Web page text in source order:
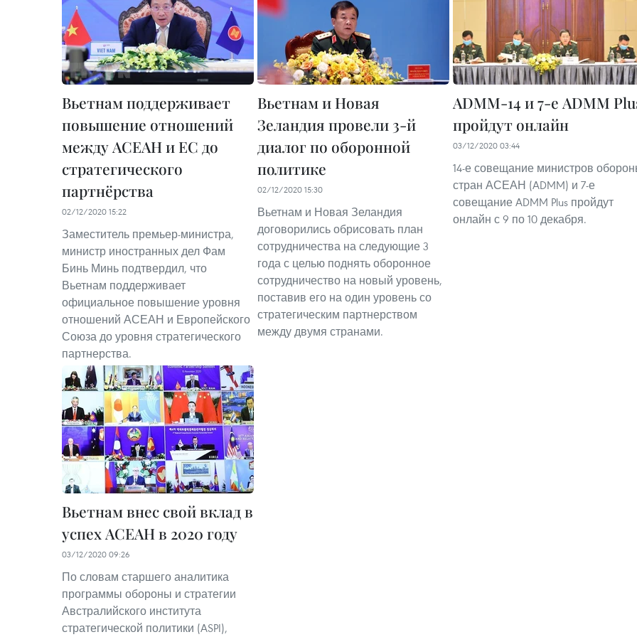
Вьетнам поддерживает
повышение отношений
между АСЕАН и ЕС до
стратегического
партнёрства
02/12/2020 15:22
Заместитель премьер-министра,
министр иностранных дел Фам
Бинь Минь подтвердил, что
Вьетнам поддерживает
официальное повышение уровня
отношений АСЕАН и Европейского
Союза до уровня стратегического
партнерства.
Вьетнам и Новая
Зеландия провели 3-й
диалог по оборонной
политике
02/12/2020 15:30
Вьетнам и Новая Зеландия
договорились обрисовать план
сотрудничества на следующие 3
года с целью поднять оборонное
сотрудничество на новый уровень,
поставив его на один уровень со
стратегическим партнерством
между двумя странами.
ADMM-14 и 7-е ADMM
пройдут онлайн
03/12/2020 03:44
14-е совещание министров
стран АСЕАН (ADMM) и 7-е
совещание ADMM Plus пройдут
онлайн с 9 по 10 декабря.
Вьетнам внес свой вклад в
успех АСЕАН в 2020 году
03/12/2020 09:26
По словам старшего аналитика
программы обороны и стратегии
Австралийского института
стратегической политики (ASPI),